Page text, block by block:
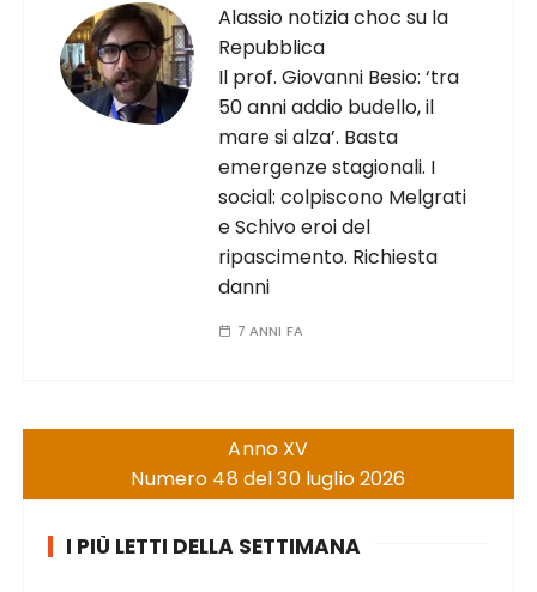
Alassio notizia choc su la
Repubblica
Il prof. Giovanni Besio: ‘tra
50 anni addio budello, il
mare si alza’. Basta
emergenze stagionali. I
social: colpiscono Melgrati
e Schivo eroi del
ripascimento. Richiesta
danni
7 ANNI FA
Anno XV
Numero 48 del 30 luglio 2026
I PIÙ LETTI DELLA SETTIMANA